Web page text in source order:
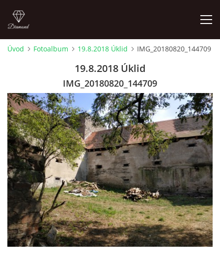
KONTAKT
FOTOALBUM
© 2026 eStránky.cz |RSS
Úvod Fotoalbum 19.8.2018 Úklid IMG_20180820_144709
19.8.2018 Úklid
IMG_20180820_144709